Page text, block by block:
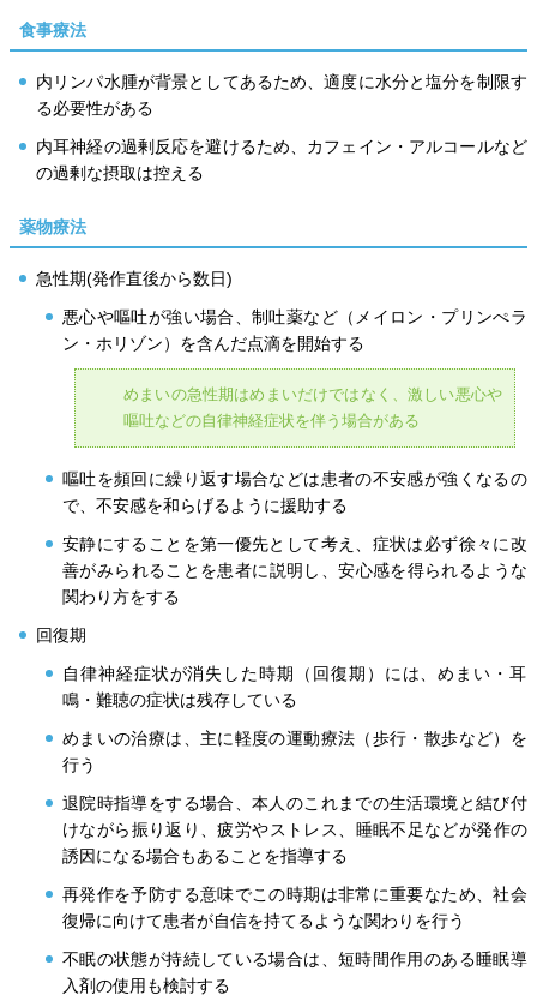
食事療法
内リンパ水腫が背景としてあるため、適度に水分と塩分を制限す
る必要性がある
内耳神経の過剰反応を避けるため、カフェイン・アルコールなど
の過剰な摂取は控える
薬物療法
急性期(発作直後から数日)
悪心や嘔吐が強い場合、制吐薬など（メイロン・プリンぺラ
ン・ホリゾン）を含んだ点滴を開始する
めまいの急性期はめまいだけではなく、激しい悪心や
嘔吐などの自律神経症状を伴う場合がある
嘔吐を頻回に繰り返す場合などは患者の不安感が強くなるの
で、不安感を和らげるように援助する
安静にすることを第一優先として考え、症状は必ず徐々に改
善がみられることを患者に説明し、安心感を得られるような
関わり方をする
回復期
自律神経症状が消失した時期（回復期）には、めまい・耳
鳴・難聴の症状は残存している
めまいの治療は、主に軽度の運動療法（歩行・散歩など）を
行う
退院時指導をする場合、本人のこれまでの生活環境と結び付
けながら振り返り、疲労やストレス、睡眠不足などが発作の
誘因になる場合もあることを指導する
再発作を予防する意味でこの時期は非常に重要なため、社会
復帰に向けて患者が自信を持てるような関わりを行う
不眠の状態が持続している場合は、短時間作用のある睡眠導
入剤の使用も検討する